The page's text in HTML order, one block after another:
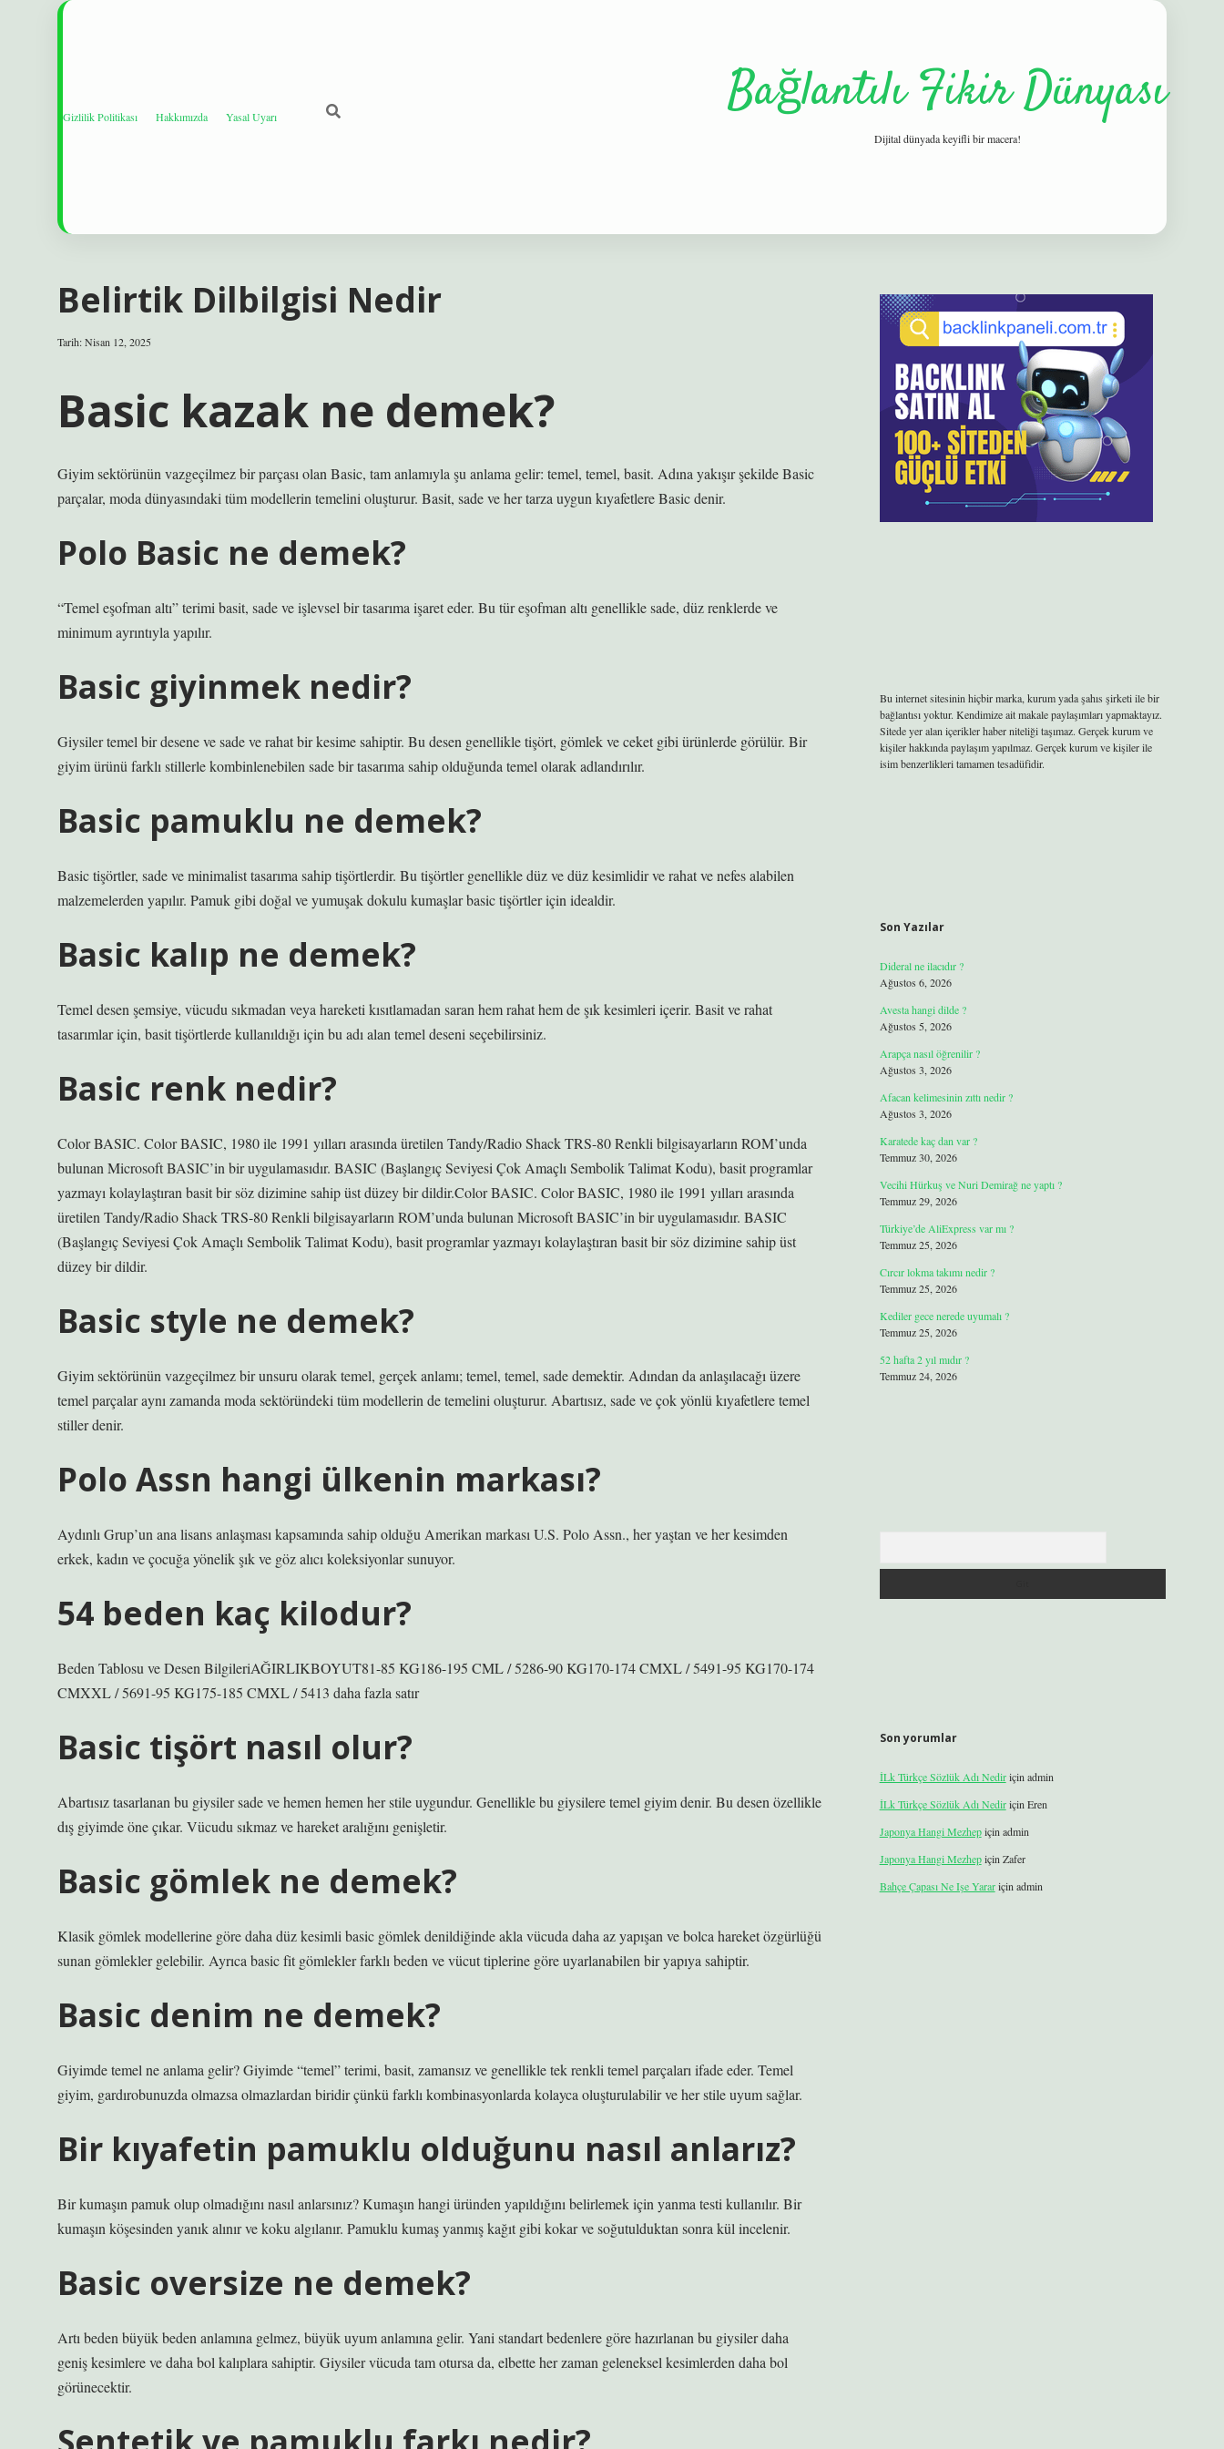
Gizlilik Politikası Hakkımızda Yasal Uyarı Bağlantılı Fikir Dünyası
Dijital dünyada keyifli bir macera!
Belirtik Dilbilgisi Nedir
Tarih: Nisan 12, 2025
Basic kazak ne demek?
Giyim sektörünün vazgeçilmez bir parçası olan Basic, tam anlamıyla şu anlama gelir: temel, temel, basit. Adına yakışır şekilde Basic
parçalar, moda dünyasındaki tüm modellerin temelini oluşturur. Basit, sade ve her tarza uygun kıyafetlere Basic denir.
Polo Basic ne demek?
“Temel eşofman altı” terimi basit, sade ve işlevsel bir tasarıma işaret eder. Bu tür eşofman altı genellikle sade, düz renklerde ve
minimum ayrıntıyla yapılır.
Basic giyinmek nedir?
Giysiler temel bir desene ve sade ve rahat bir kesime sahiptir. Bu desen genellikle tişört, gömlek ve ceket gibi ürünlerde görülür. Bir
giyim ürünü farklı stillerle kombinlenebilen sade bir tasarıma sahip olduğunda temel olarak adlandırılır.
Basic pamuklu ne demek?
Basic tişörtler, sade ve minimalist tasarıma sahip tişörtlerdir. Bu tişörtler genellikle düz ve düz kesimlidir ve rahat ve nefes alabilen
malzemelerden yapılır. Pamuk gibi doğal ve yumuşak dokulu kumaşlar basic tişörtler için idealdir.
Basic kalıp ne demek?
Temel desen şemsiye, vücudu sıkmadan veya hareketi kısıtlamadan saran hem rahat hem de şık kesimleri içerir. Basit ve rahat
tasarımlar için, basit tişörtlerde kullanıldığı için bu adı alan temel deseni seçebilirsiniz.
Basic renk nedir?
Color BASIC. Color BASIC, 1980 ile 1991 yılları arasında üretilen Tandy/Radio Shack TRS-80 Renkli bilgisayarların ROM’unda
bulunan Microsoft BASIC’in bir uygulamasıdır. BASIC (Başlangıç ​​Seviyesi Çok Amaçlı Sembolik Talimat Kodu), basit programlar
yazmayı kolaylaştıran basit bir söz dizimine sahip üst düzey bir dildir.Color BASIC. Color BASIC, 1980 ile 1991 yılları arasında
üretilen Tandy/Radio Shack TRS-80 Renkli bilgisayarların ROM’unda bulunan Microsoft BASIC’in bir uygulamasıdır. BASIC
(Başlangıç ​​Seviyesi Çok Amaçlı Sembolik Talimat Kodu), basit programlar yazmayı kolaylaştıran basit bir söz dizimine sahip üst
düzey bir dildir.
Basic style ne demek?
Giyim sektörünün vazgeçilmez bir unsuru olarak temel, gerçek anlamı; temel, temel, sade demektir. Adından da anlaşılacağı üzere
temel parçalar aynı zamanda moda sektöründeki tüm modellerin de temelini oluşturur. Abartısız, sade ve çok yönlü kıyafetlere temel
stiller denir.
Polo Assn hangi ülkenin markası?
Aydınlı Grup’un ana lisans anlaşması kapsamında sahip olduğu Amerikan markası U.S. Polo Assn., her yaştan ve her kesimden
erkek, kadın ve çocuğa yönelik şık ve göz alıcı koleksiyonlar sunuyor.
54 beden kaç kilodur?
Beden Tablosu ve Desen BilgileriAĞIRLIKBOYUT81-85 KG186-195 CML / 5286-90 KG170-174 CMXL / 5491-95 KG170-174
CMXXL / 5691-95 KG175-185 CMXL / 5413 daha fazla satır
Basic tişört nasıl olur?
Abartısız tasarlanan bu giysiler sade ve hemen hemen her stile uygundur. Genellikle bu giysilere temel giyim denir. Bu desen özellikle
dış giyimde öne çıkar. Vücudu sıkmaz ve hareket aralığını genişletir.
Basic gömlek ne demek?
Klasik gömlek modellerine göre daha düz kesimli basic gömlek denildiğinde akla vücuda daha az yapışan ve bolca hareket özgürlüğü
sunan gömlekler gelebilir. Ayrıca basic fit gömlekler farklı beden ve vücut tiplerine göre uyarlanabilen bir yapıya sahiptir.
Basic denim ne demek?
Giyimde temel ne anlama gelir? Giyimde “temel” terimi, basit, zamansız ve genellikle tek renkli temel parçaları ifade eder. Temel
giyim, gardırobunuzda olmazsa olmazlardan biridir çünkü farklı kombinasyonlarda kolayca oluşturulabilir ve her stile uyum sağlar.
Bir kıyafetin pamuklu olduğunu nasıl anlarız?
Bir kumaşın pamuk olup olmadığını nasıl anlarsınız? Kumaşın hangi üründen yapıldığını belirlemek için yanma testi kullanılır. Bir
kumaşın köşesinden yanık alınır ve koku algılanır. Pamuklu kumaş yanmış kağıt gibi kokar ve soğutulduktan sonra kül incelenir.
Basic oversize ne demek?
Artı beden büyük beden anlamına gelmez, büyük uyum anlamına gelir. Yani standart bedenlere göre hazırlanan bu giysiler daha
geniş kesimlere ve daha bol kalıplara sahiptir. Giysiler vücuda tam otursa da, elbette her zaman geleneksel kesimlerden daha bol
görünecektir.
Bu internet sitesinin hiçbir marka, kurum yada şahıs şirketi ile bir
bağlantısı yoktur. Kendimize ait makale paylaşımları yapmaktayız.
Sitede yer alan içerikler haber niteliği taşımaz. Gerçek kurum ve
kişiler hakkında paylaşım yapılmaz. Gerçek kurum ve kişiler ile
isim benzerlikleri tamamen tesadüfidir.
Son Yazılar
Dideral ne ilacıdır ?
Ağustos 6, 2026
Avesta hangi dilde ?
Ağustos 5, 2026
Arapça nasıl öğrenilir ?
Ağustos 3, 2026
Afacan kelimesinin zıttı nedir ?
Ağustos 3, 2026
Karatede kaç dan var ?
Temmuz 30, 2026
Vecihi Hürkuş ve Nuri Demirağ ne yaptı ?
Temmuz 29, 2026
Türkiye’de AliExpress var mı ?
Temmuz 25, 2026
Cırcır lokma takımı nedir ?
Temmuz 25, 2026
Kediler gece nerede uyumalı ?
Temmuz 25, 2026
52 hafta 2 yıl mıdır ?
Temmuz 24, 2026
Son yorumlar
İLk Türkçe Sözlük Adı Nediriçin admin
İLk Türkçe Sözlük Adı Nediriçin Eren
Japonya Hangi Mezhepiçin admin
Japonya Hangi Mezhepiçin Zafer
Bahçe Çapası Ne Işe Yarariçin admin